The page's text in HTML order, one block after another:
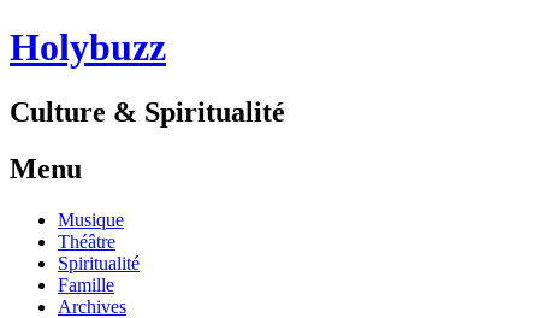
Holybuzz
Culture & Spiritualité
Menu
Aller
contenu
Musique
Théâtre
Spiritualité
Famille
Archives